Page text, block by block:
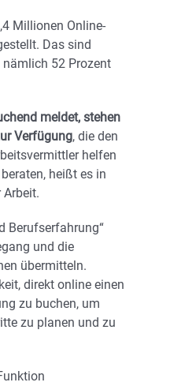
Millionen Online-
Das sind
52 Prozent
meldet, stehen
Verfügung, die den
helfen
heißt es in
Arbeit.
Berufserfahrung“
und die
übermitteln.
direkt online einen
zu buchen, um
zu planen und zu